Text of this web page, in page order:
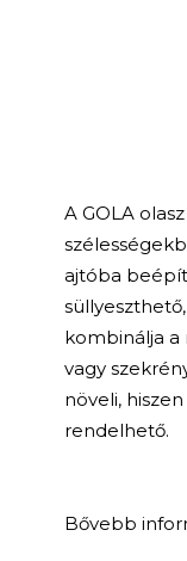
A GOLA
ajtóba
kombinálja a
vagy
növeli,
rendelhető.
Bővebb